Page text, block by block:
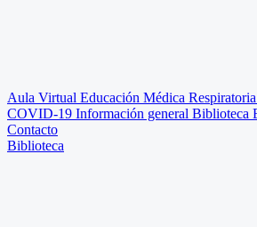
Aula Virtual Educación Médica Respiratoria
COVID-19 Información general Biblioteca
Contacto
Biblioteca